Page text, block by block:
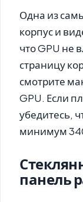
Одна из
корпус и
что GPU не
страницу
смотрите
GPU. Если
убедитесь,
минимум
панель